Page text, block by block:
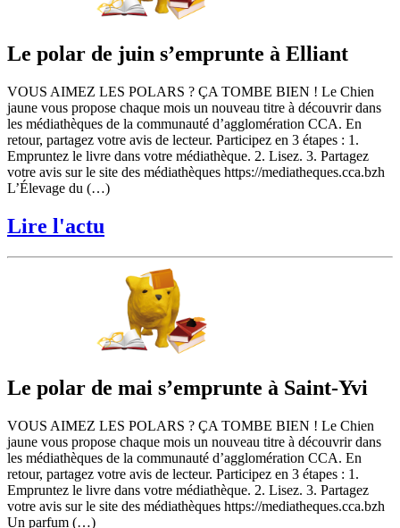
Le polar de juin s’emprunte à Elliant
VOUS AIMEZ LES POLARS ? ÇA TOMBE BIEN ! Le Chien
jaune vous propose chaque mois un nouveau titre à découvrir dans
les médiathèques de la communauté d’agglomération CCA. En
retour, partagez votre avis de lecteur. Participez en 3 étapes : 1.
Empruntez le livre dans votre médiathèque. 2. Lisez. 3. Partagez
votre avis sur le site des médiathèques https://mediatheques.cca.bzh
L’Élevage du (…)
Lire l'actu
Le polar de mai s’emprunte à Saint-Yvi
VOUS AIMEZ LES POLARS ? ÇA TOMBE BIEN ! Le Chien
jaune vous propose chaque mois un nouveau titre à découvrir dans
les médiathèques de la communauté d’agglomération CCA. En
retour, partagez votre avis de lecteur. Participez en 3 étapes : 1.
Empruntez le livre dans votre médiathèque. 2. Lisez. 3. Partagez
votre avis sur le site des médiathèques https://mediatheques.cca.bzh
Un parfum (…)